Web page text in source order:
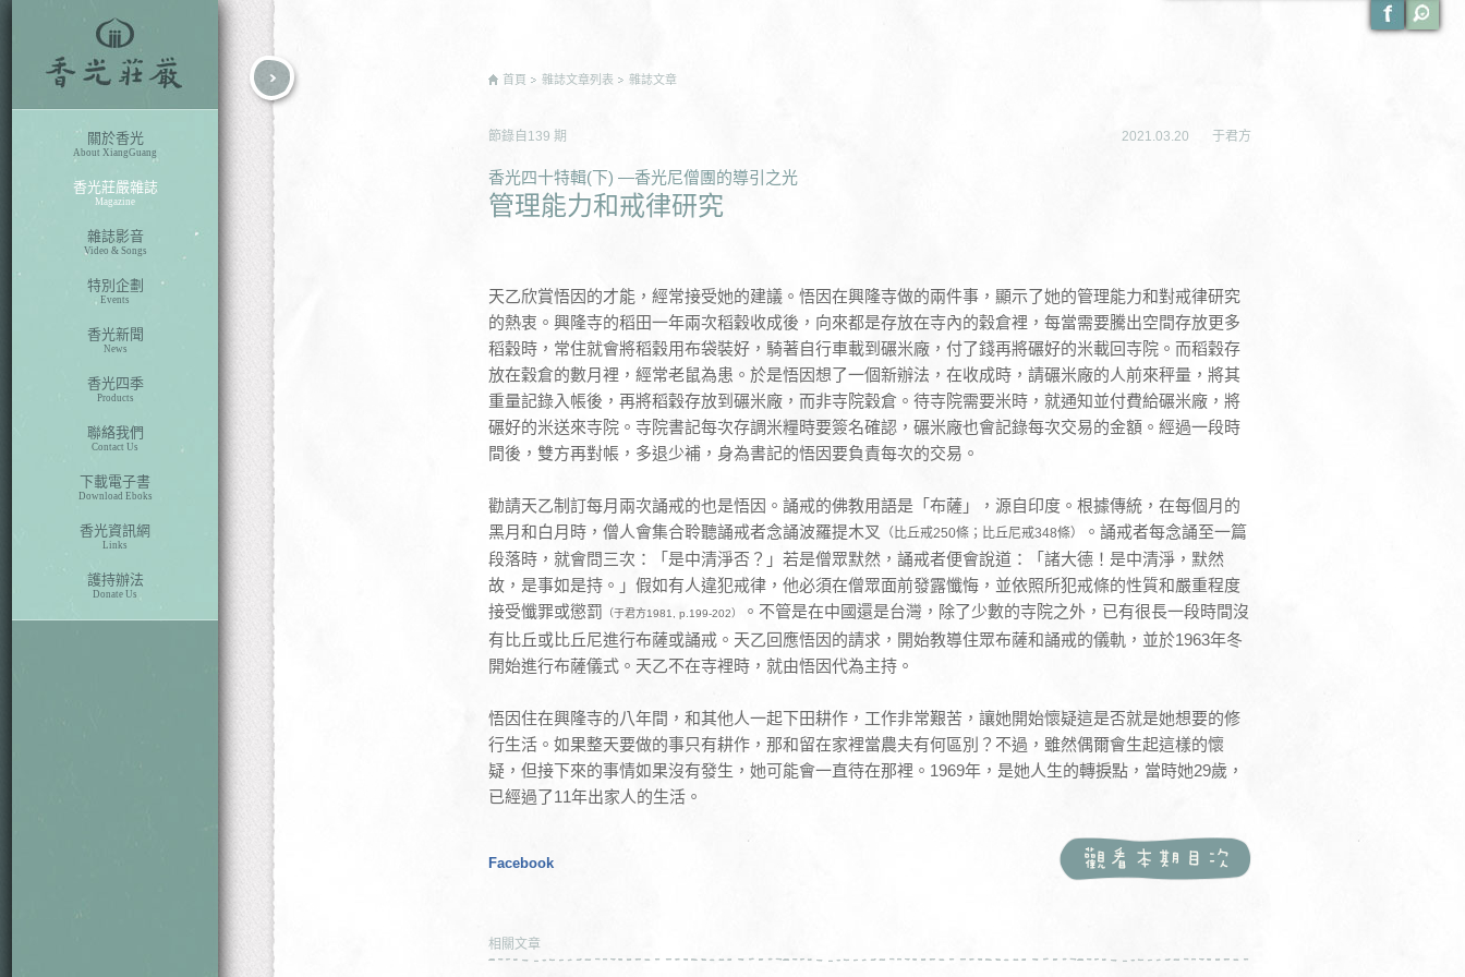
關於香光
About XiangGuang
香光莊嚴雜誌
Magazine
雜誌影音
Video & Songs
特別企劃
Events
香光新聞
News
香光四季
Products
聯絡我們
Contact Us
下載電子書
Download Eboks
香光資訊網
Links
護持辦法
Donate Us
首頁 雜誌文章列表 雜誌文章
節錄自 139 期 2021.03.20 于君方
香光四十特輯(下) —香光尼僧團的導引之光
管理能力和戒律研究
天乙欣賞悟因的才能，經常接受她的建議。悟因在興隆寺做的兩件事，顯示了她的管理能力和對戒律研究
的熱衷。興隆寺的稻田一年兩次稻穀收成後，向來都是存放在寺內的穀倉裡，每當需要騰出空間存放更多
稻穀時，常住就會將稻穀用布袋裝好，騎著自行車載到碾米廠，付了錢再將碾好的米載回寺院。而稻穀存
放在穀倉的數月裡，經常老鼠為患。於是悟因想了一個新辦法，在收成時，請碾米廠的人前來秤量，將其
重量記錄入帳後，再將稻穀存放到碾米廠，而非寺院穀倉。待寺院需要米時，就通知並付費給碾米廠，將
碾好的米送來寺院。寺院書記每次存調米糧時要簽名確認，碾米廠也會記錄每次交易的金額。經過一段時
間後，雙方再對帳，多退少補，身為書記的悟因要負責每次的交易。
勸請天乙制訂每月兩次誦戒的也是悟因。誦戒的佛教用語是「布薩」，源自印度。根據傳統，在每個月的
黑月和白月時，僧人會集合聆聽誦戒者念誦波羅提木叉
（比丘戒250條；比丘尼戒348條）
。誦戒者每念誦至一篇
段落時，就會問三次：「是中清淨否？」若是僧眾默然，誦戒者便會說道：「諸大德！是中清淨，默然
故，是事如是持。」假如有人違犯戒律，他必須在僧眾面前發露懺悔，並依照所犯戒條的性質和嚴重程度
接受懺罪或懲罰 （于君方1981, p.199-202）
。不管是在中國還是台灣，除了少數的寺院之外，已有很長一段時間沒
有比丘或比丘尼進行布薩或誦戒。天乙回應悟因的請求，開始教導住眾布薩和誦戒的儀軌，並於1963年冬
開始進行布薩儀式。天乙不在寺裡時，就由悟因代為主持。
悟因住在興隆寺的八年間，和其他人一起下田耕作，工作非常艱苦，讓她開始懷疑這是否就是她想要的修
行生活。如果整天要做的事只有耕作，那和留在家裡當農夫有何區別？不過，雖然偶爾會生起這樣的懷
疑，但接下來的事情如果沒有發生，她可能會一直待在那裡。1969年，是她人生的轉捩點，當時她29歲，
已經過了11年出家人的生活。
Facebook
相關文章